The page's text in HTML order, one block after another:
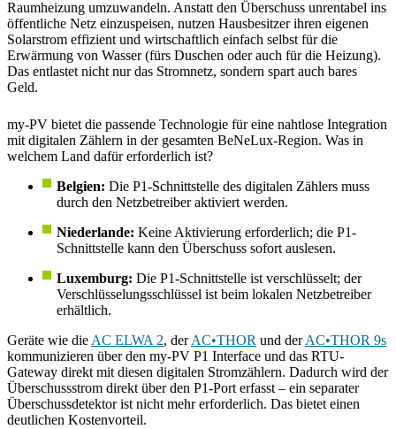
Raumheizung umzuwandeln. Anstatt den Überschuss unrentabel ins
öffentliche Netz einzuspeisen, nutzen Hausbesitzer ihren eigenen
Solarstrom effizient und wirtschaftlich einfach selbst für die
Erwärmung von Wasser (fürs Duschen oder auch für die Heizung).
Das entlastet nicht nur das Stromnetz, sondern spart auch bares
Geld.
my-PV bietet die passende Technologie für eine nahtlose Integration
mit digitalen Zählern in der gesamten BeNeLux-Region. Was in
welchem Land dafür erforderlich ist?
Belgien: Die P1-Schnittstelle des digitalen Zählers muss
durch den Netzbetreiber aktiviert werden.
Niederlande: Keine Aktivierung erforderlich; die P1-
Schnittstelle kann den Überschuss sofort auslesen.
Luxemburg: Die P1-Schnittstelle ist verschlüsselt; der
Verschlüsselungsschlüssel ist beim lokalen Netzbetreiber
erhältlich.
Geräte wie dieAC ELWA 2, derAC•THOR und derAC•THOR 9s
kommunizieren über den my-PV P1 Interface und das RTU-
Gateway direkt mit diesen digitalen Stromzählern. Dadurch wird der
Überschussstrom direkt über den P1-Port erfasst – ein separater
Überschussdetektor ist nicht mehr erforderlich. Das bietet einen
deutlichen Kostenvorteil.